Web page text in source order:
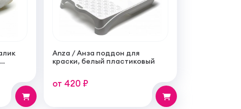
Anza / Анза поддон для
краски, белый пластиковый
от 420 ₽